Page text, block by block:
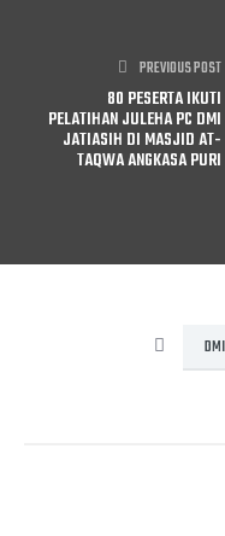
PREVIOUS POST
80 PESERTA IKUTI
PELATIHAN JULEHA PC DMI
JATIASIH DI MASJID AT-
TAQWA ANGKASA PURI
DMI